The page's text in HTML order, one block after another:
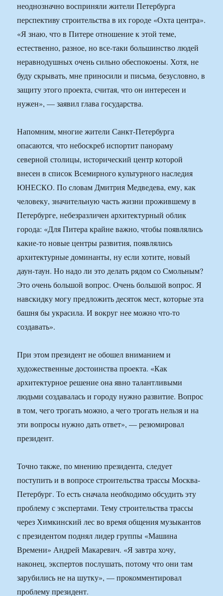
неоднозначно восприняли жители Петербурга
перспективу строительства в их городе «Охта центра».
«Я знаю, что в Питере отношение к этой теме,
естественно, разное, но все-таки большинство людей
неравнодушных очень сильно обеспокоены. Хотя, не
буду скрывать, мне приносили и письма, безусловно, в
защиту этого проекта, считая, что он интересен и
нужен», — заявил глава государства.
Напомним, многие жители Санкт-Петербурга
опасаются, что небоскреб испортит панораму
северной столицы, исторический центр которой
внесен в список Всемирного культурного наследия
ЮНЕСКО. По словам Дмитрия Медведева, ему, как
человеку, значительную часть жизни прожившему в
Петербурге, небезразличен архитектурный облик
города: «Для Питера крайне важно, чтобы появлялись
какие-то новые центры развития, появлялись
архитектурные доминанты, ну если хотите, новый
даун-таун. Но надо ли это делать рядом со Смольным?
Это очень большой вопрос. Очень большой вопрос. Я
навскидку могу предложить десяток мест, которые эта
башня бы украсила. И вокруг нее можно что-то
создавать».
При этом президент не обошел вниманием и
художественные достоинства проекта. «Как
архитектурное решение она явно талантливыми
людьми создавалась и городу нужно развитие. Вопрос
в том, чего трогать можно, а чего трогать нельзя и на
эти вопросы нужно дать ответ», — резюмировал
президент.
Точно также, по мнению президента, следует
поступить и в вопросе строительства трассы Москва-
Петербург. То есть сначала необходимо обсудить эту
проблему с экспертами. Тему строительства трассы
через Химкинский лес во время общения музыкантов
с президентом поднял лидер группы «Машина
Времени» Андрей Макаревич. «Я завтра хочу,
наконец, экспертов послушать, потому что они там
зарубились не на шутку», — прокомментировал
проблему президент.